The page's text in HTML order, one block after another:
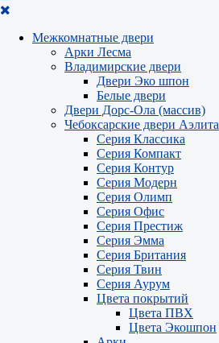
Межкомнатные двери
Арки Лесма
Владимирские двери
Двери Эко шпон
Белые двери
Двери Дорс-Ола (массив)
Чебоксарские двери Аэлита
Серия Классика
Серия Компакт
Серия Контур
Серия Модерн
Серия Олимп
Серия Офис
Серия Престиж
Серия Эмма
Серия Британия
Серия Твин
Серия Аурум
Цвета покрытий
Цвета ПВХ
Цвета Экошпон